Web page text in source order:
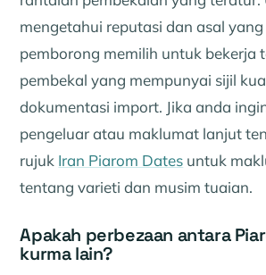
mengetahui reputasi dan asal
pemborong memilih untuk bekerja
pembekal yang mempunyai sijil
dokumentasi import. Jika anda
pengeluar atau maklumat lanjut
rujuk Iran Piarom Dates untuk
tentang varieti dan musim tuaian.
Apakah perbezaan antara
kurma lain?